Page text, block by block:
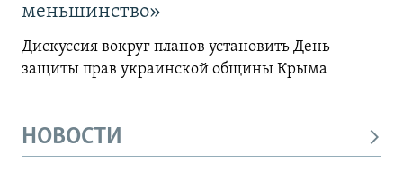
меньшинство»
Дискуссия вокруг планов установить День
защиты прав украинской общины Крыма
НОВОСТИ